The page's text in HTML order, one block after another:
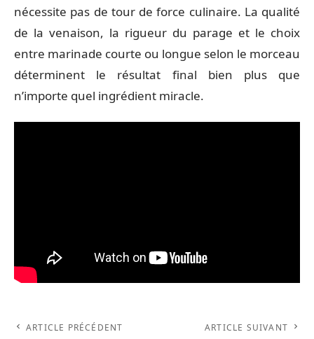
nécessite pas de tour de force culinaire. La qualité
de la venaison, la rigueur du parage et le choix
entre marinade courte ou longue selon le morceau
déterminent le résultat final bien plus que
n’importe quel ingrédient miracle.
ARTICLE PRÉCÉDENT ARTICLE SUIVANT